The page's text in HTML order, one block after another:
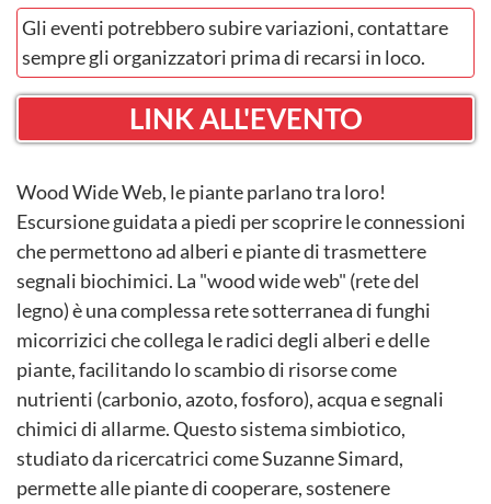
Gli eventi potrebbero subire variazioni, contattare
sempre gli organizzatori prima di recarsi in loco.
LINK ALL'EVENTO
Wood Wide Web, le piante parlano tra loro!
Escursione guidata a piedi per scoprire le connessioni
che permettono ad alberi e piante di trasmettere
segnali biochimici. La "wood wide web" (rete del
legno) è una complessa rete sotterranea di funghi
micorrizici che collega le radici degli alberi e delle
piante, facilitando lo scambio di risorse come
nutrienti (carbonio, azoto, fosforo), acqua e segnali
chimici di allarme. Questo sistema simbiotico,
studiato da ricercatrici come Suzanne Simard,
permette alle piante di cooperare, sostenere